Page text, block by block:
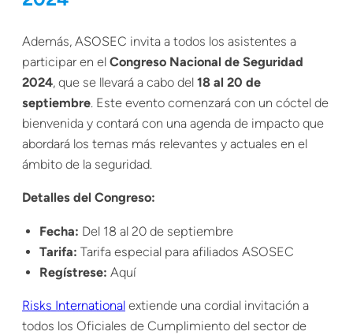
Además, ASOSEC invita a todos los asistentes a
participar en el Congreso Nacional de Seguridad
2024, que se llevará a cabo del 18 al 20 de
septiembre. Este evento comenzará con un cóctel de
bienvenida y contará con una agenda de impacto que
abordará los temas más relevantes y actuales en el
ámbito de la seguridad.
Detalles del Congreso:
Fecha: Del 18 al 20 de septiembre
Tarifa: Tarifa especial para afiliados ASOSEC
Regístrese: Aquí
Risks International extiende una cordial invitación a
todos los Oficiales de Cumplimiento del sector de